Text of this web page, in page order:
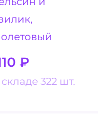
₽
322 шт.